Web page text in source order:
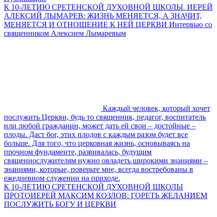
К 10-ЛЕТИЮ СРЕТЕНСКОЙ ДУХОВНОЙ ШКОЛЫ. ИЕРЕЙ
АЛЕКСИЙ ЛЫМАРЕВ: ЖИЗНЬ МЕНЯЕТСЯ, А ЗНАЧИТ,
МЕНЯЕТСЯ И ОТНОШЕНИЕ К НЕЙ ЦЕРКВИ Интервью со
священником Алексием Лымаревым
Каждый человек, который хочет
послужить Церкви, будь то священник, педагог, воспитатель
или любой гражданин, может дать ей свои – достойные –
плоды. Даст бог, этих плодов с каждым разом будет все
больше. Для того, что церковная жизнь, основываясь на
прочном фундаменте, развивалась, будущим
священнослужителям нужно овладеть широкими знаниями –
знаниями, которые, поверьте мне, всегда востребованы в
ежедневном служении на приходе.
К 10-ЛЕТИЮ СРЕТЕНСКОЙ ДУХОВНОЙ ШКОЛЫ
ПРОТОИЕРЕЙ МАКСИМ КОЗЛОВ: ГОРЕТЬ ЖЕЛАНИЕМ
ПОСЛУЖИТЬ БОГУ И ЦЕРКВИ